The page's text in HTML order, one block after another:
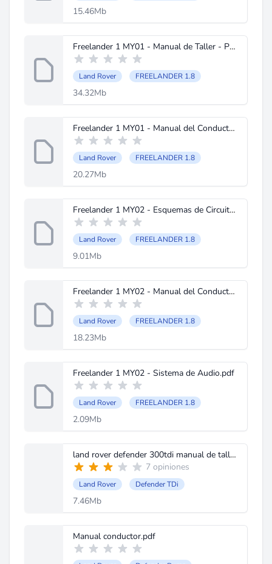
15.46Mb
Freelander 1 MY01 - Manual de Taller - Procedimientos de Servicio.pdf
Land Rover FREELANDER 1.8
34.32Mb
Freelander 1 MY01 - Manual del Conductor.pdf
Land Rover FREELANDER 1.8
20.27Mb
Freelander 1 MY02 - Esquemas de Circuitos Electricos.pdf
Land Rover FREELANDER 1.8
9.01Mb
Freelander 1 MY02 - Manual del Conductor.pdf
Land Rover FREELANDER 1.8
18.23Mb
Freelander 1 MY02 - Sistema de Audio.pdf
Land Rover FREELANDER 1.8
2.09Mb
land rover defender 300tdi manual de taller.pdf
7 opiniones
Land Rover Defender TDi
7.46Mb
Manual conductor.pdf